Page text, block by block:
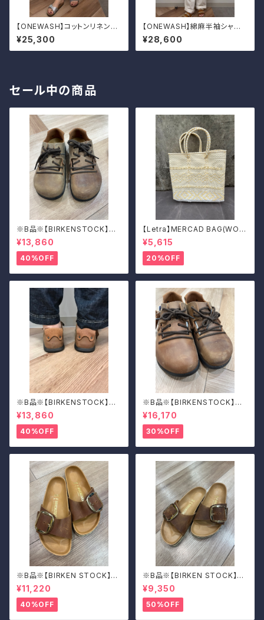
【ONEWASH】コットンリネンキ
ャンバスガウチョパンツ
¥25,300
【ONEWASH】綿麻半袖シャツ
ワンピース
¥28,600
セール中の商品
※B品※【BIRKENSTOCK】Mo
ntana/CUOIO 38
¥13,860
40%OFF
【Letra】MERCAD BAG(WOV
EN)
¥5,615
20%OFF
※B品※【BIRKENSTOCK】Mo
ntana/CUOIO 37
¥13,860
40%OFF
※B品※【BIRKENSTOCK】Mo
ntana/CUOIO 39
¥16,170
30%OFF
※B品※【BIRKEN STOCK】M
adrid Big Buckle/マドリッド
ビッグバックル 39
¥11,220
40%OFF
※B品※【BIRKEN STOCK】M
adrid Big Buckle/マドリッド
ビッグバックル 39
¥9,350
50%OFF